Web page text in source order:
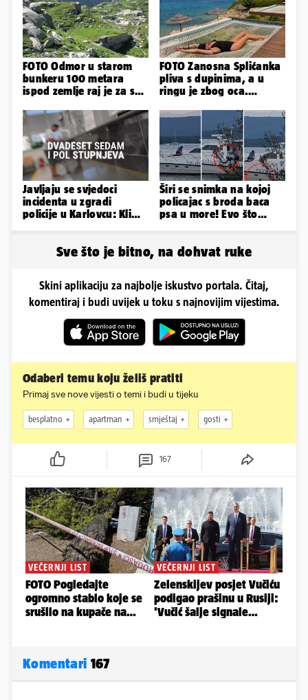
FOTO Odmor u starom
bunkeru 100 metara
ispod zemlje raj je za sva
FOTO Zanosna Splićanka
pliva s dupinima, a u
ringu je zbog oca.
Javljaju se svjedoci
incidenta u zgradi
policije u Karlovcu: Klima
Širi se snimka na kojoj
policajac s broda baca
psa u more! Evo što
Sve što je bitno, na dohvat ruke
Skini aplikaciju za najbolje iskustvo portala. Čitaj,
komentiraj i budi uvijek u toku s najnovijim vijestima.
Odaberi temu koju želiš pratiti
Primaj sve nove vijesti o temi i budi u tijeku
besplatno apartman smještaj gosti
167
Komentari 167